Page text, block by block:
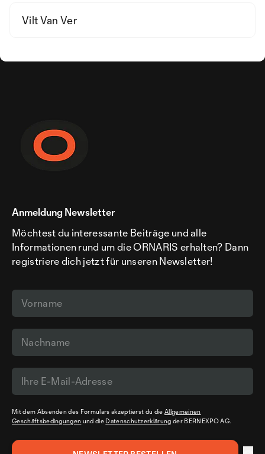
Vilt Van Ver
Anmeldung Newsletter
Möchtest du interessante Beiträge und alle
Informationen rund um die ORNARIS erhalten? Dann
registriere dich jetzt für unseren Newsletter!
Mit dem Absenden des Formulars akzeptierst du dieAllgemeinen
Geschäftsbedingungen und die Datenschutzerklärung der BERNEXPO AG.